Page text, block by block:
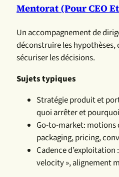
Mentorat (pour CEO
Un accompagnement de
déconstruire les
sécuriser les décisions.
Sujets typiques
Stratégie produit et
quoi arrêter et
Go-to-market:
packaging, pricing,
Cadence d’exploitation
velocity », alignement